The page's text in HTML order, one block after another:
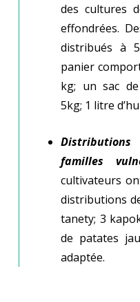
des cultures
effondrées.
distribués à
panier
kg; un sac
5kg; 1 litre
familles
cultivateurs
distributions
tanety; 3
de patates
adaptée.